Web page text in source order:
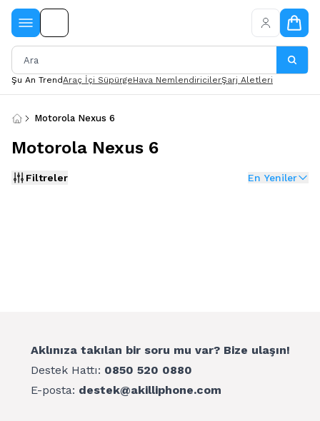
Şu An TrendAraç İçi SüpürgeHava NemlendiricilerŞarj Aletleri
Motorola Nexus 6
Motorola Nexus 6
Filtreler En Yeniler
Aklınıza takılan bir soru mu var? Bize ulaşın!
Destek Hattı: 0850 520 0880
E-posta: destek@akilliphone.com